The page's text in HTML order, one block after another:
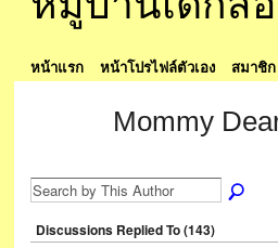
หน้าแรก หน้าโปรไฟล์ตัวเอง สมาชิก
Mommy
Discussions Replied To (143)